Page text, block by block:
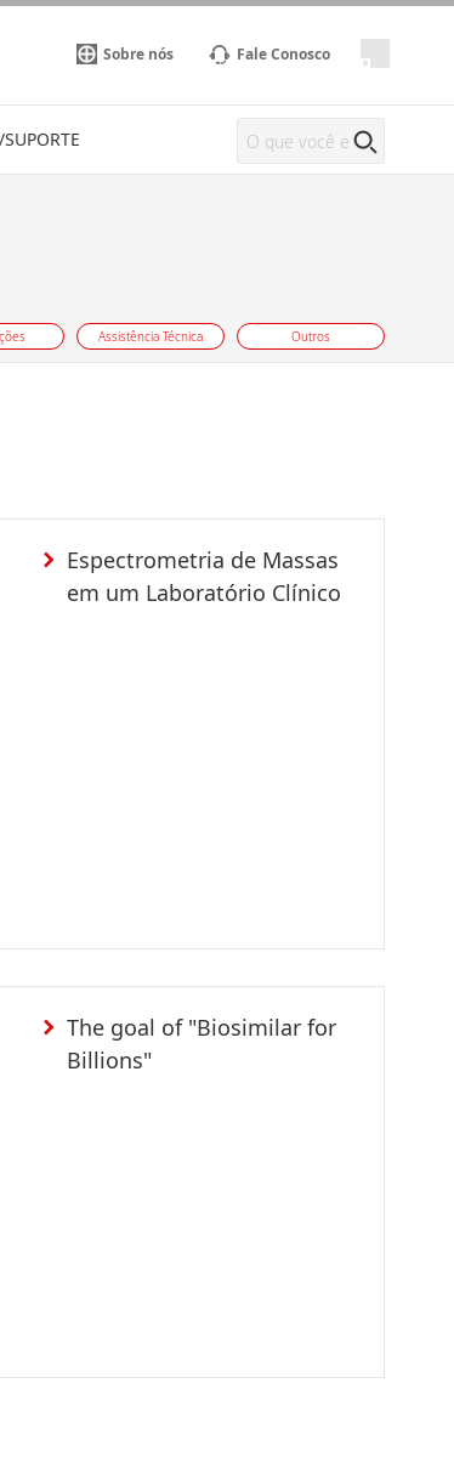
Sobre nós Fale Conosco
Assistência Técnica Outros
Espectrometria de Massas
em um Laboratório Clínico
The goal of "Biosimilar for
Billions"